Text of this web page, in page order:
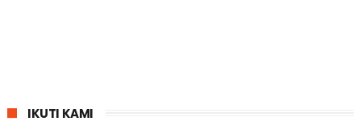
IKUTI KAMI